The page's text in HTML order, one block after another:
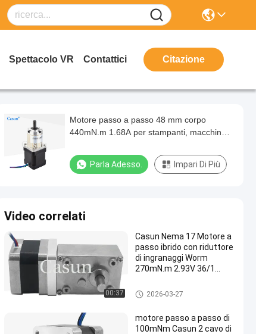
Spettacolo VR Contattici Citazione
Motore passo a passo 48 mm corpo
440mN.m 1.68A per stampanti, macchine
Parla Adesso. Impari Di Più
Video correlati
00:37
Casun Nema 17 Motore a
passo ibrido con riduttore
di ingranaggi Worm
270mN.m 2.93V 36/1
Il NEMA 17 ha innestato il mot
ore passo a passo
2026-03-27
motore passo a passo di
100mNm Casun 2 cavo di